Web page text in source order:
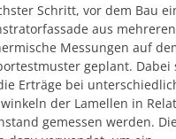
Schritt, vor dem Bau
aus
Messungen auf
geplant. Dabei
Erträge bei
der Lamellen in
gemessen werden.